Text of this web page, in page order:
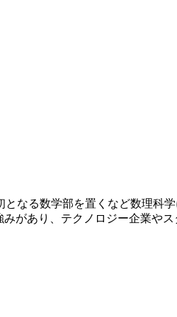
なる数学部を置くなど数理科
があり、テクノロジー企業や